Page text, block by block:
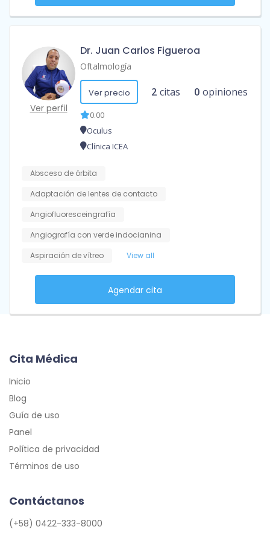
Ver perfil
Dr. Juan Carlos Figueroa
Oftalmología
Ver precio 2 citas 0 opiniones
0.00
Oculus
Clínica ICEA
Absceso de órbita
Adaptación de lentes de contacto
Angiofluoresceingrafía
Angiografía con verde indocianina
Aspiración de vítreo
View all
Agendar cita
Cita Médica
Inicio
Blog
Guía de uso
Panel
Política de privacidad
Términos de uso
Contáctanos
(+58) 0422-333-8000